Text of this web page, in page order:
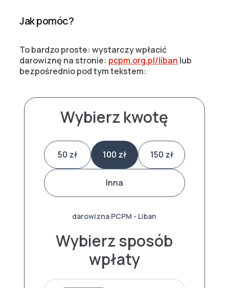
Jak pomóc?
To bardzo proste: wystarczy wpłacić
darowiznę na stronie: pcpm.org.pl/liban lub
bezpośrednio pod tym tekstem:
Wybierz kwotę
50 zł 100 zł 150 zł
Inna
darowizna PCPM - Liban
Wybierz sposób
wpłaty